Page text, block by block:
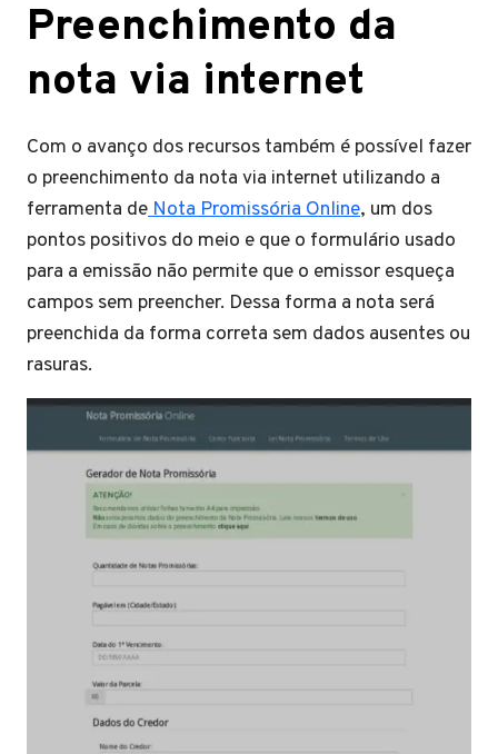
Preenchimento da
nota via internet
Com o avanço dos recursos também é possível fazer
o preenchimento da nota via internet utilizando a
ferramenta deNota Promissória Online, um dos
pontos positivos do meio e que o formulário usado
para a emissão não permite que o emissor esqueça
campos sem preencher. Dessa forma a nota será
preenchida da forma correta sem dados ausentes ou
rasuras.